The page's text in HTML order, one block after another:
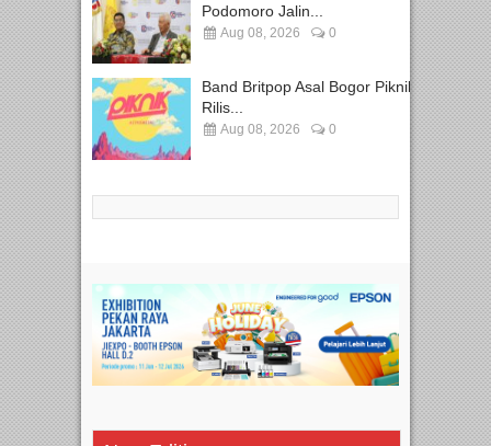
Podomoro Jalin...
Aug 08, 2026 0
Band Britpop Asal Bogor Piknik
Rilis...
Aug 08, 2026 0